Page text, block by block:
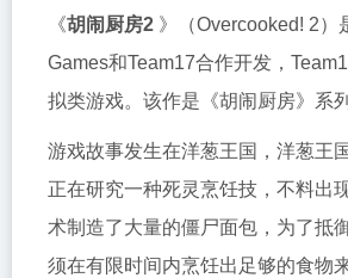
《胡闹厨房2 》
（Overcooked! 2）
Games和Team17合作开发，
拟类游戏。该作是《胡闹厨房》系
游戏故事发生在洋葱王国，洋葱王
正在研究一种死灵烹饪技，不料出
术制造了大量的僵尸面包，为了抵
须在有限时间内烹饪出足够的食物